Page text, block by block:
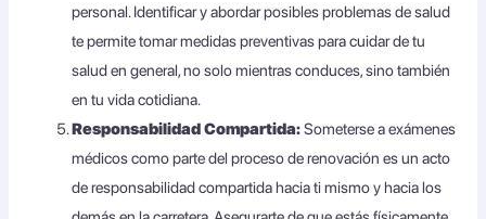
personal. Identificar y abordar posibles problemas de salud
te permite tomar medidas preventivas para cuidar de tu
salud en general, no solo mientras conduces, sino también
en tu vida cotidiana.
Responsabilidad Compartida:Someterse a exámenes
médicos como parte del proceso de renovación es un acto
de responsabilidad compartida hacia ti mismo y hacia los